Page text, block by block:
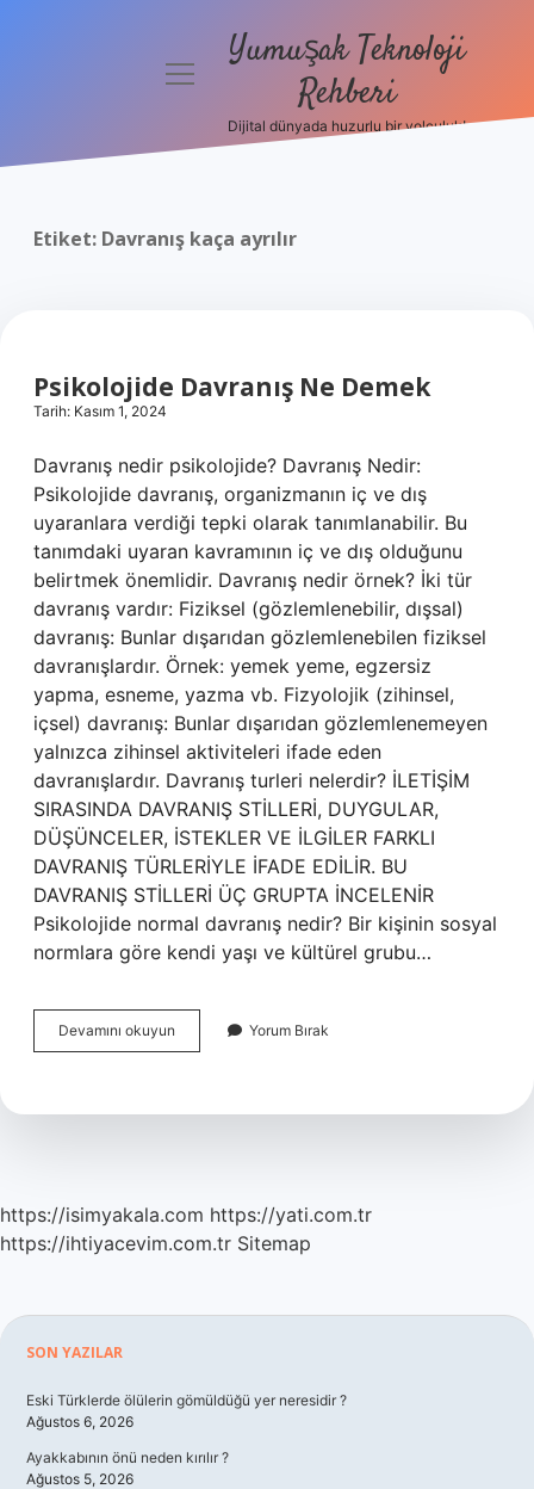
Politikası
menüyüYumuşak Teknoloji
Rehberi
Dijital dünyada huzurlu bir yolculuk!
Etiket: Davranış kaça ayrılır
Psikolojide Davranış Ne Demek
Tarih: Kasım 1, 2024
Davranış nedir psikolojide? Davranış Nedir:
Psikolojide davranış, organizmanın iç ve dış
uyaranlara verdiği tepki olarak tanımlanabilir. Bu
tanımdaki uyaran kavramının iç ve dış olduğunu
belirtmek önemlidir. Davranış nedir örnek? İki tür
davranış vardır: Fiziksel (gözlemlenebilir, dışsal)
davranış: Bunlar dışarıdan gözlemlenebilen fiziksel
davranışlardır. Örnek: yemek yeme, egzersiz
yapma, esneme, yazma vb. Fizyolojik (zihinsel,
içsel) davranış: Bunlar dışarıdan gözlemlenemeyen
yalnızca zihinsel aktiviteleri ifade eden
davranışlardır. Davranış turleri nelerdir? İLETİŞİM
SIRASINDA DAVRANIŞ STİLLERİ, DUYGULAR,
DÜŞÜNCELER, İSTEKLER VE İLGİLER FARKLI
DAVRANIŞ TÜRLERİYLE İFADE EDİLİR. BU
DAVRANIŞ STİLLERİ ÜÇ GRUPTA İNCELENİR
Psikolojide normal davranış nedir? Bir kişinin sosyal
normlara göre kendi yaşı ve kültürel grubu…
Devamını okuyun Psikolojide
Davranış
Yorum Bırak
https://isimyakala.com https://yati.com.tr
https://ihtiyacevim.com.tr Sitemap
Sidebar
SON YAZILAR
Eski Türklerde ölülerin gömüldüğü yer neresidir ?
Ağustos 6, 2026
Ayakkabının önü neden kırılır ?
Ağustos 5, 2026